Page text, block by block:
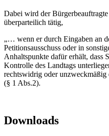
Dabei wird der
überparteilich tätig,
„… wenn er durch Eingaben an
Petitionsausschuss oder in
Anhaltspunkte dafür erhält, dass
Kontrolle des Landtags
rechtswidrig oder unzweckmäßig
(§ 1 Abs.2).
Downloads